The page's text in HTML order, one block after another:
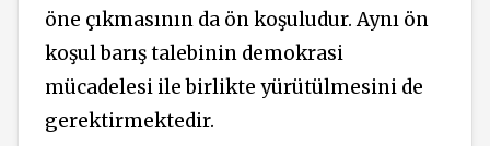
öne çıkmasının da ön koşuludur. Aynı ön
koşul barış talebinin demokrasi
mücadelesi ile birlikte yürütülmesini de
gerektirmektedir.